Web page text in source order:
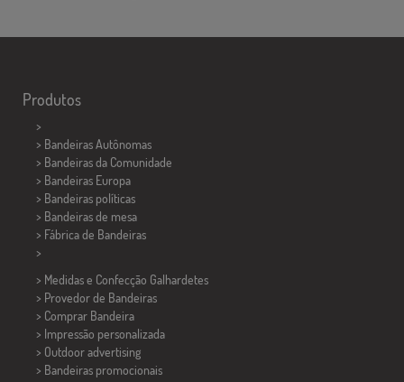
Produtos
>
> Bandeiras Autônomas
> Bandeiras da Comunidade
> Bandeiras Europa
> Bandeiras políticas
> Bandeiras de mesa
> Fábrica de Bandeiras
>
> Medidas e Confecção Galhardetes
> Provedor de Bandeiras
> Comprar Bandeira
> Impressão personalizada
> Outdoor advertising
> Bandeiras promocionais